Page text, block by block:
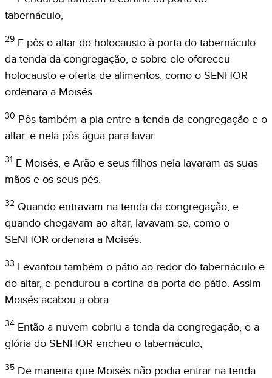
tabernáculo,
29 E pôs o altar do holocausto à porta do tabernáculo
da tenda da congregação, e sobre ele ofereceu
holocausto e oferta de alimentos, como o SENHOR
ordenara a Moisés.
30 Pôs também a pia entre a tenda da congregação e o
altar, e nela pôs água para lavar.
31 E Moisés, e Arão e seus filhos nela lavaram as suas
mãos e os seus pés.
32 Quando entravam na tenda da congregação, e
quando chegavam ao altar, lavavam-se, como o
SENHOR ordenara a Moisés.
33 Levantou também o pátio ao redor do tabernáculo e
do altar, e pendurou a cortina da porta do pátio. Assim
Moisés acabou a obra.
34 Então a nuvem cobriu a tenda da congregação, e a
glória do SENHOR encheu o tabernáculo;
35 De maneira que Moisés não podia entrar na tenda